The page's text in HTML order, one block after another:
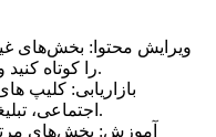
ویرایش محتوا: بخش‌های
را کوتاه کنید و روی محتوای کلیدی تمرکز کنید.
بازاریابی: کلیپ
اجتماعی، تبلیغات و محتوای تبلیغاتی ایجاد کنید.
آموزش: بخش‌های